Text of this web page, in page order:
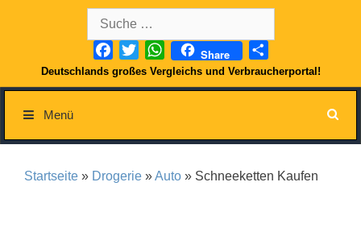
nach:
Facebook
TwitterWhatsApp
Share
Deutschlands großes Vergleichs und Verbraucherportal!
Menü
Startseite » Drogerie »Auto » Schneeketten Kaufen